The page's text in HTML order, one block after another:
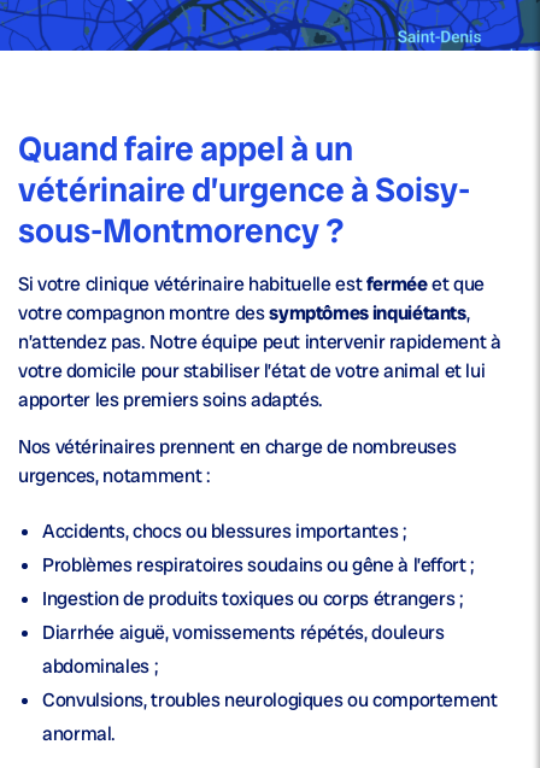
Quand faire appel à un
vétérinaire d’urgence à Soisy-
sous-Montmorency ?
Si votre clinique vétérinaire habituelle estferméeet que
votre compagnon montre dessymptômes inquiétants,
n’attendez pas. Notre équipe peut intervenir rapidement à
votre domicile pour stabiliser l’état de votre animal et lui
apporter les premiers soins adaptés.
Nos vétérinaires prennent en charge de nombreuses
urgences, notamment :
Accidents, chocs ou blessures importantes ;
Problèmes respiratoires soudains ou gêne à l’effort ;
Ingestion de produits toxiques ou corps étrangers ;
Diarrhée aiguë, vomissements répétés, douleurs
abdominales ;
Convulsions, troubles neurologiques ou comportement
anormal.